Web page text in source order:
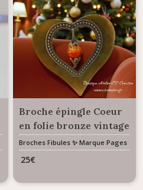
Broche épingle Coeur
en folie bronze vintage
perle murano
Broches Fibules ✨ Marque Pages
✨ Bijoux De Sac
25€